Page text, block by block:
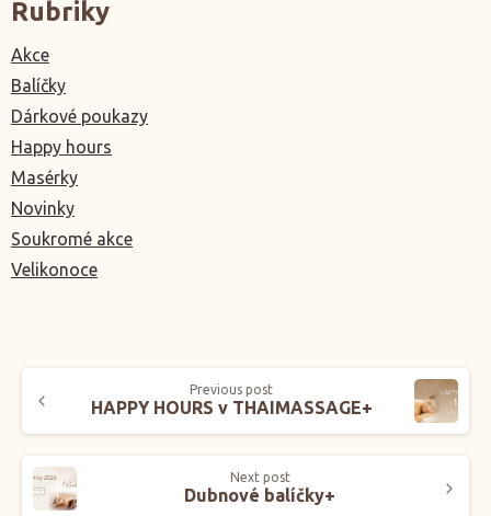
Rubriky
Akce
Balíčky
Dárkové poukazy
Happy hours
Masérky
Novinky
Soukromé akce
Velikonoce
Previous post
HAPPY HOURS v THAIMASSAGE+
Next post
Dubnové balíčky+